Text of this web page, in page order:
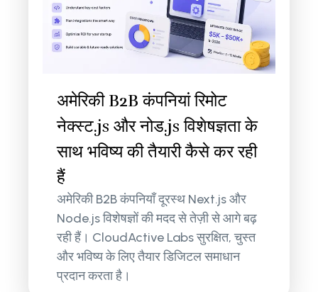
अमेरिकी B2B कंपनियां रिमोट
नेक्स्ट.js और नोड.js विशेषज्ञता के
साथ भविष्य की तैयारी कैसे कर रही
हैं
अमेरिकी B2B कंपनियाँ दूरस्थ Next.js और
Node.js विशेषज्ञों की मदद से तेज़ी से आगे बढ़
रही हैं। CloudActive Labs सुरक्षित, चुस्त
और भविष्य के लिए तैयार डिजिटल समाधान
प्रदान करता है।